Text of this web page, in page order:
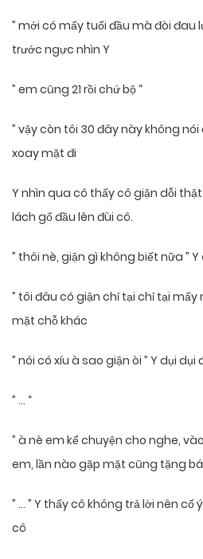
” mới có mấy tuổi đầu mà đòi đau
trước ngực nhìn Y
” em cũng 21 rồi chứ bộ “
” vậy còn tôi 30 đây này không
xoay mặt đi
Y nhìn qua cô thấy cô giận dỗi
lách gố đầu lên đùi cô.
” thôi nè, giận gì không biết nữa ”
” tôi đâu có giận chỉ tại chỉ tại mấy
mặt chỗ khác
” nói có xíu à sao giận òi ” Y dụi
” … “
” à nè em kể chuyện cho nghe,
em, lần nào gặp mặt cũng tặng
” … ” Y thấy cô không trả lời nên
cô